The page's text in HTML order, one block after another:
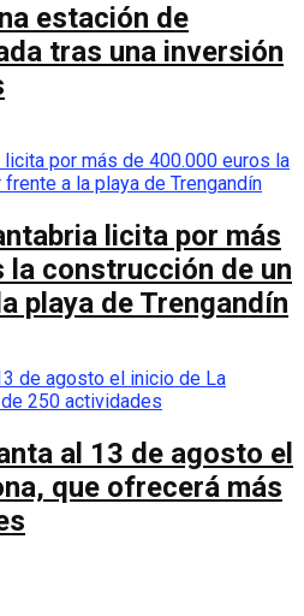
estación de
tras una inversión
licita por más
la construcción de un
playa de Trengandín
al 13 de agosto el
que ofrecerá más